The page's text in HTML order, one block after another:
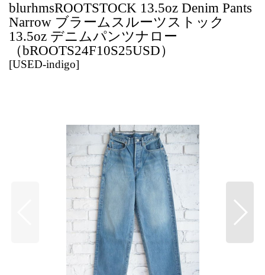
blurhmsROOTSTOCK 13.5oz Denim Pants
Narrow ブラームスルーツストック
13.5oz デニムパンツナロー
（bROOTS24F10S25USD）
[USED-indigo]